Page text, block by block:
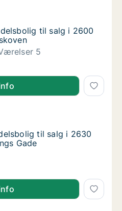
til salg i 2600
til salg i 2600 Glostrup,
til salg i 2600
til salg i 2600
5
til salg i 2600
til salg i 2630
salg i 2630 Taastrup,
til salg i 2630
til salg i 2630
Gade
til salg i 2630